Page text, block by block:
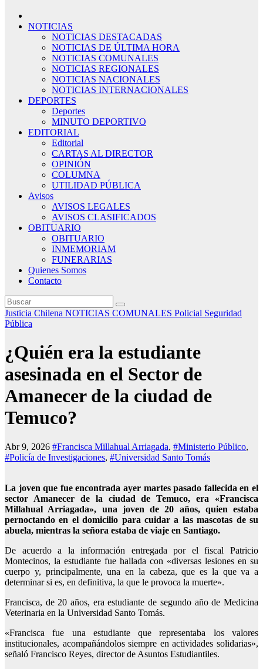
NOTICIAS
NOTICIAS DESTACADAS
NOTICIAS DE ÚLTIMA HORA
NOTICIAS COMUNALES
NOTICIAS REGIONALES
NOTICIAS NACIONALES
NOTICIAS INTERNACIONALES
DEPORTES
Deportes
MINUTO DEPORTIVO
EDITORIAL
Editorial
CARTAS AL DIRECTOR
OPINIÓN
COLUMNA
UTILIDAD PÚBLICA
Avisos
AVISOS LEGALES
AVISOS CLASIFICADOS
OBITUARIO
OBITUARIO
INMEMORIAM
FUNERARIAS
Quienes Somos
Contacto
Justicia Chilena NOTICIAS COMUNALES Policial Seguridad
Pública
¿Quién era la estudiante
asesinada en el Sector de
Amanecer de la ciudad de
Temuco?
Abr 9, 2026 #Francisca Millahual Arriagada, #Ministerio Público,
#Policía de Investigaciones, #Universidad Santo Tomás
La joven que fue encontrada ayer martes pasado fallecida en el
sector Amanecer de la ciudad de Temuco, era «Francisca
Millahual Arriagada», una joven de 20 años, quien estaba
pernoctando en el domicilio para cuidar a las mascotas de su
abuela, mientras la señora estaba de viaje en Santiago.
De acuerdo a la información entregada por el fiscal Patricio
Montecinos, la estudiante fue hallada con «diversas lesiones en su
cuerpo y, principalmente, una en la cabeza, que es la que va a
determinar si es, en definitiva, la que le provoca la muerte».
Francisca, de 20 años, era estudiante de segundo año de Medicina
Veterinaria en la Universidad Santo Tomás.
«Francisca fue una estudiante que representaba los valores
institucionales, acompañándolos siempre en actividades solidarias»,
señaló Francisco Reyes, director de Asuntos Estudiantiles.